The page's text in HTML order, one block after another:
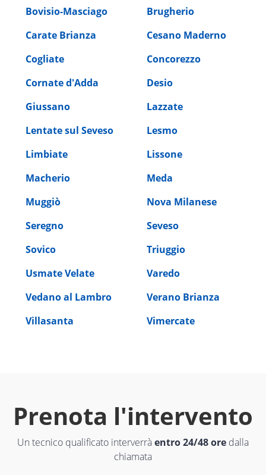
Bovisio-Masciago
Brugherio
Carate Brianza
Cesano Maderno
Cogliate
Concorezzo
Cornate d'Adda
Desio
Giussano
Lazzate
Lentate sul Seveso
Lesmo
Limbiate
Lissone
Macherio
Meda
Muggiò
Nova Milanese
Seregno
Seveso
Sovico
Triuggio
Usmate Velate
Varedo
Vedano al Lambro
Verano Brianza
Villasanta
Vimercate
Prenota l'intervento
Un tecnico qualificato interverràentro 24/48 ore dalla
chiamata